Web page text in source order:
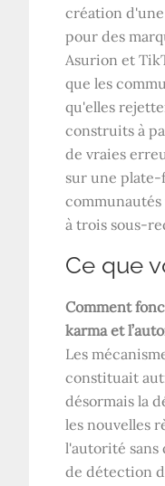
création
pour des
Asurion et
que les
qu'elles
construits à
de vraies
sur une plate-
à trois sous-
Ce que
Comment
karma et
Les
constituait
désormais la
les nouvelles
l'autorité sans
de détection